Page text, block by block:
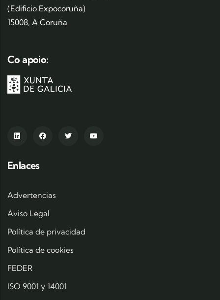
(Edificio Expocoruña)
15008, A Coruña
Co apoio:
Enlaces
Advertencias
Aviso Legal
Política de privacidad
Política de cookies
FEDER
ISO 9001 y 14001